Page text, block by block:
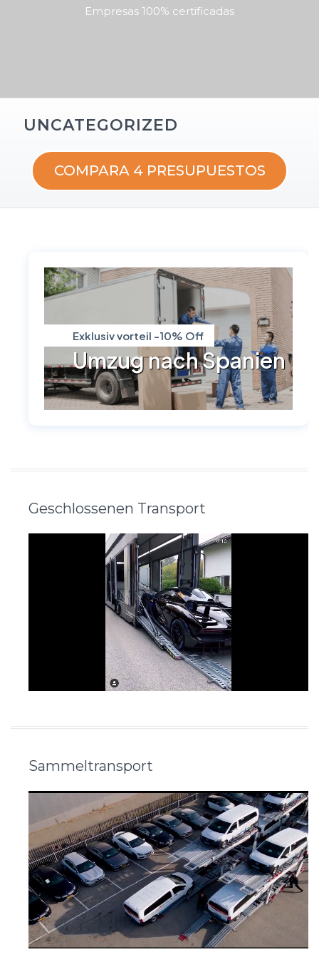
Empresas 100% certificadas
UNCATEGORIZED
COMPARA 4 PRESUPUESTOS
Exklusiv vorteil -10% Off
Umzug nach Spanien
Geschlossenen Transport
Sammeltransport